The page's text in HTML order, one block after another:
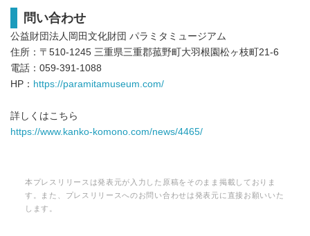
問い合わせ
公益財団法人岡田文化財団 パラミタミュージアム
住所：〒510-1245 三重県三重郡菰野町大羽根園松ヶ枝町21-6
電話：059-391-1088
HP： https://paramitamuseum.com/
詳しくはこちら
https://www.kanko-komono.com/news/4465/
本プレスリリースは発表元が入力した原稿をそのまま掲載しておりま
す。また、プレスリリースへのお問い合わせは発表元に直接お願いいた
します。